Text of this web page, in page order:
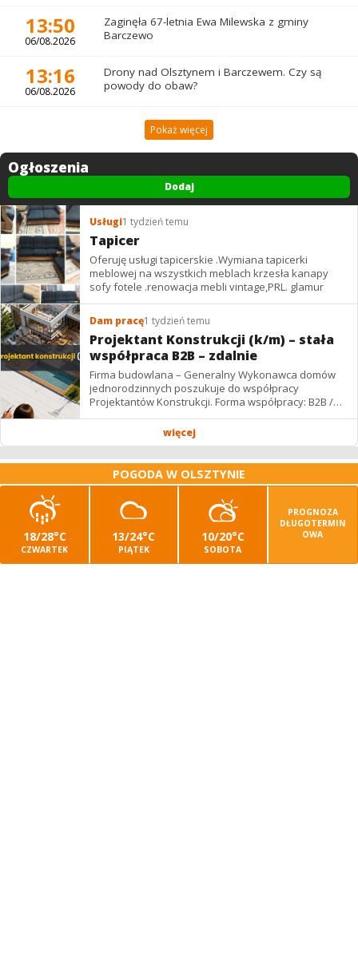
13:50
06/08.2026
Zaginęła 67-letnia Ewa Milewska z gminy
Barczewo
13:16
06/08.2026
Drony nad Olsztynem i Barczewem. Czy są
powody do obaw?
Pokaż więcej
Ogłoszenia
Dodaj
Usługi1 tydzień temu
Tapicer
Oferuję usługi tapicerskie .Wymiana tapicerki
meblowej na wszystkich meblach krzesła kanapy
sofy fotele .renowacja mebli vintage,PRL. glamur
Dam pracę1 tydzień temu
Projektant Konstrukcji (k/m) – stała
współpraca B2B – zdalnie
Firma budowlana – Generalny Wykonawca domów
jednorodzinnych poszukuje do współpracy
Projektantów Konstrukcji. Forma współpracy: B2B /
więcej
POGODA W OLSZTYNIE
18/28°C
CZWARTEK
13/24°C
PIĄTEK
10/20°C
SOBOTA
PROGNOZA
DŁUGOTERMIN
OWA